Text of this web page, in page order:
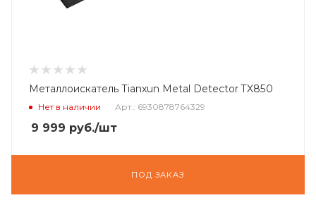
Металлоискатель Tianxun Metal Detector TX850
Нет в наличии Арт.: 6930878764329
9 999 руб./шт
ПОД ЗАКАЗ